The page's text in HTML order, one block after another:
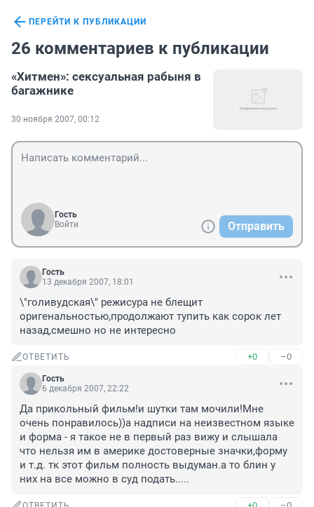
ПЕРЕЙТИ К ПУБЛИКАЦИИ
26 комментариев к публикации
«Хитмен»: сексуальная рабыня в
багажнике
30 ноября 2007, 00:12
Гость
Войти
Отправить
Гость
13 декабря 2007, 18:01
\"голивудская\" режисура не блещит
оригенальностью,продолжают тупить как сорок лет
назад,смешно но не интересно
ОТВЕТИТЬ +0 –0
Гость
6 декабря 2007, 22:22
Да прикольный фильм!и шутки там мочили!Мне
очень понравилось))а надписи на неизвестном языке
и форма - я такое не в первый раз вижу и слышала
что нельзя им в америке достоверные значки,форму
и т.д. тк этот фильм полность выдуман.а то блин у
них на все можно в суд подать.....